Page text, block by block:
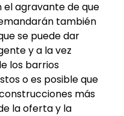
agravante de que
también
se puede dar
y a la vez
los barrios
o es posible que
más
la oferta y la